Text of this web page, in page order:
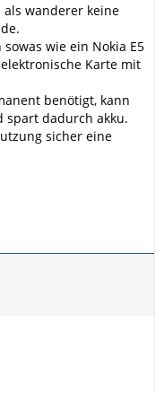
wanderer keine
wie ein Nokia E5
Karte mit
benötigt, kann
spart dadurch akku.
sicher eine